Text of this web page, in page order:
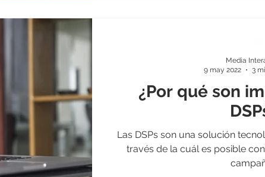
¿Por qué son
Las DSPs son una solución
través de la cuál es posible
Media
9 may 2022
3